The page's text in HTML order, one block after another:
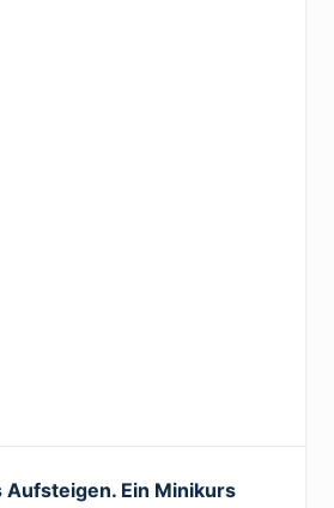
Aufsteigen. Ein Minikurs